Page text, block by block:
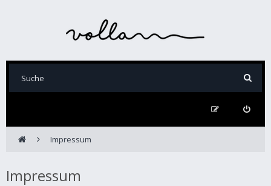
Impressum
Impressum